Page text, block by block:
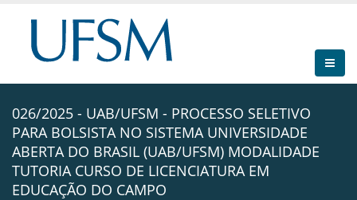
026/2025 - UAB/UFSM - PROCESSO SELETIVO
PARA BOLSISTA NO SISTEMA UNIVERSIDADE
ABERTA DO BRASIL (UAB/UFSM) MODALIDADE
TUTORIA CURSO DE LICENCIATURA EM
EDUCAÇÃO DO CAMPO